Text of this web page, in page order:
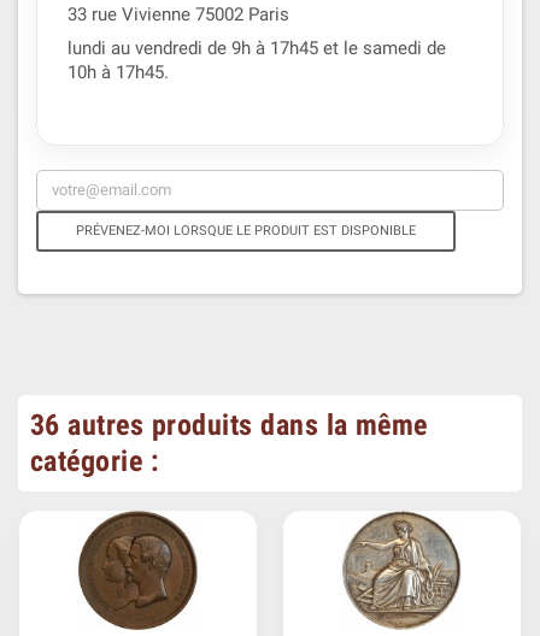
33 rue Vivienne 75002 Paris
lundi au vendredi de 9h à 17h45 et le samedi de
10h à 17h45.
PRÉVENEZ-MOI LORSQUE LE PRODUIT EST DISPONIBLE
36 autres produits dans la même
catégorie :